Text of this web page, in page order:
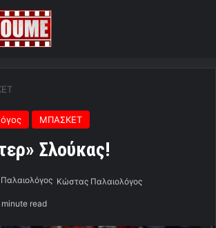
ΜΠΑΣΚΕΤ
Σλούκας!
Κώστας Παλαιολόγος
minute read